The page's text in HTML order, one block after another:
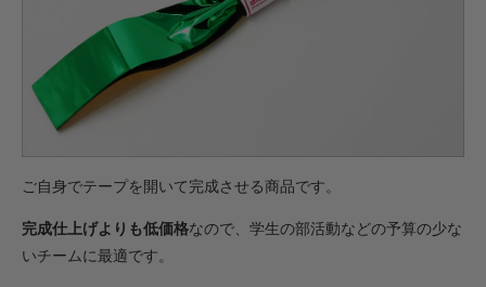
ご自身でテープを開いて完成させる商品です。
完成仕上げよりも低価格なので、学生の部活動などの予算の少な
いチームに最適です。